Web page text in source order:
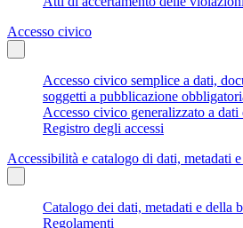
Accesso civico
Accesso civico semplice a dati,
soggetti a pubblicazione
Accesso civico generalizzato a
Registro degli accessi
Accessibilità e catalogo di dati, metadati
Catalogo dei dati, metadati e della
Regolamenti